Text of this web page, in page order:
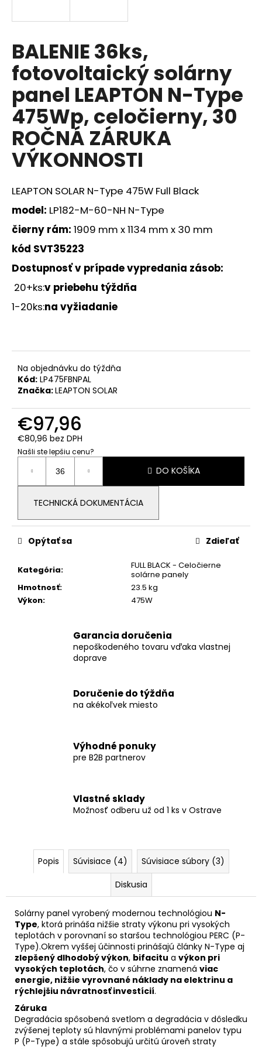
BALENIE 36ks,
fotovoltaický solárny
panel LEAPTON N-Type
475Wp, celočierny, 30
ROČNÁ ZÁRUKA
VÝKONNOSTI
LEAPTON SOLAR N-Type 475W Full Black
model: LP182-M-60-NH N-Type
čierny rám: 1909 mm x 1134 mm x 30 mm
kód SVT35223
Dostupnosť v prípade vypredania zásob:
20+ks:v priebehu týždňa
1-20ks:na vyžiadanie
Na objednávku do týždňa
Kód: LP475FBNPAL
Značka:LEAPTON SOLAR
€97,96
€80,96 bez DPH
Našli ste lepšiu cenu?
Jednotková
cena:
DO KOŠÍKA
TECHNICKÁ DOKUMENTÁCIA
Kategória:
FULL BLACK - Celočierne
solárne panely
Hmotnosť:
23.5 kg
Výkon: 475W
Opýtať sa Zdieľať
Garancia doručenia
nepoškodeného tovaru vďaka vlastnej
doprave
Doručenie do týždňa
na akékoľvek miesto
Výhodné ponuky
pre B2B partnerov
Vlastné sklady
Možnosť odberu už od 1 ks v Ostrave
Popis Súvisiace (4)
Súvisiace súbory (3)
Diskusia
Solárny panel vyrobený modernou technológiou N-
Type, ktorá prináša nižšie straty výkonu pri vysokých
teplotách v porovnaní so staršou technológiou PERC (P-
Type).Okrem vyššej účinnosti prinášajú články N-Type aj
zlepšený dlhodobý výkon, bifacitu a výkon pri
vysokých teplotách, čo v súhrne znamená viac
energie, nižšie vyrovnané náklady na elektrinu a
rýchlejšiu návratnosť investícií.
Záruka
Degradácia spôsobená svetlom a degradácia v dôsledku
zvýšenej teploty sú hlavnými problémami panelov typu
P (P-Type) a stále spôsobujú určitú úroveň straty
s
ť
?
HĽADAŤ
O
d
p
o
r
ú
č
a
m
e
W5.1-
B,
NÍZKE
NAPÄTIE
NN
€816,33